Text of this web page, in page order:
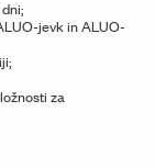
jevk in ALUO-
za